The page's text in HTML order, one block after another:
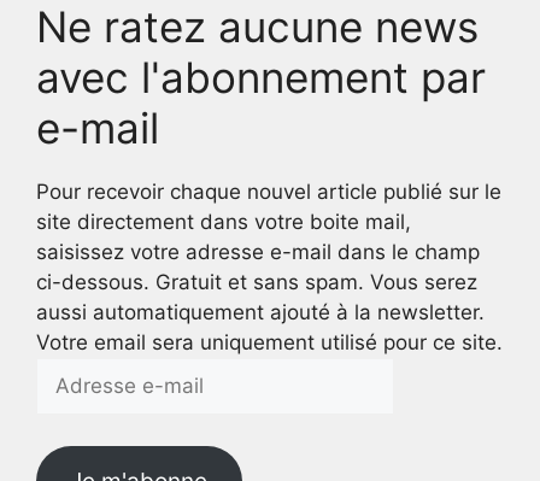
Ne ratez aucune news
avec l'abonnement par
e-mail
Pour recevoir chaque nouvel article publié sur le
site directement dans votre boite mail,
saisissez votre adresse e-mail dans le champ
ci-dessous. Gratuit et sans spam. Vous serez
aussi automatiquement ajouté à la newsletter.
Votre email sera uniquement utilisé pour ce site.
Adresse